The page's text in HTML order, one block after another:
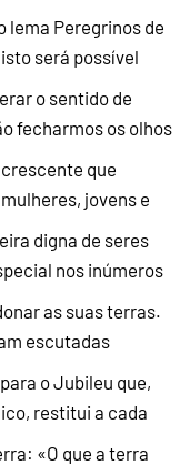
lema Peregrinos de
será possível
o sentido de
fecharmos os olhos
que
jovens e
digna de seres
nos inúmeros
as suas terras.
escutadas
o Jubileu que,
restitui a cada
«O que a terra